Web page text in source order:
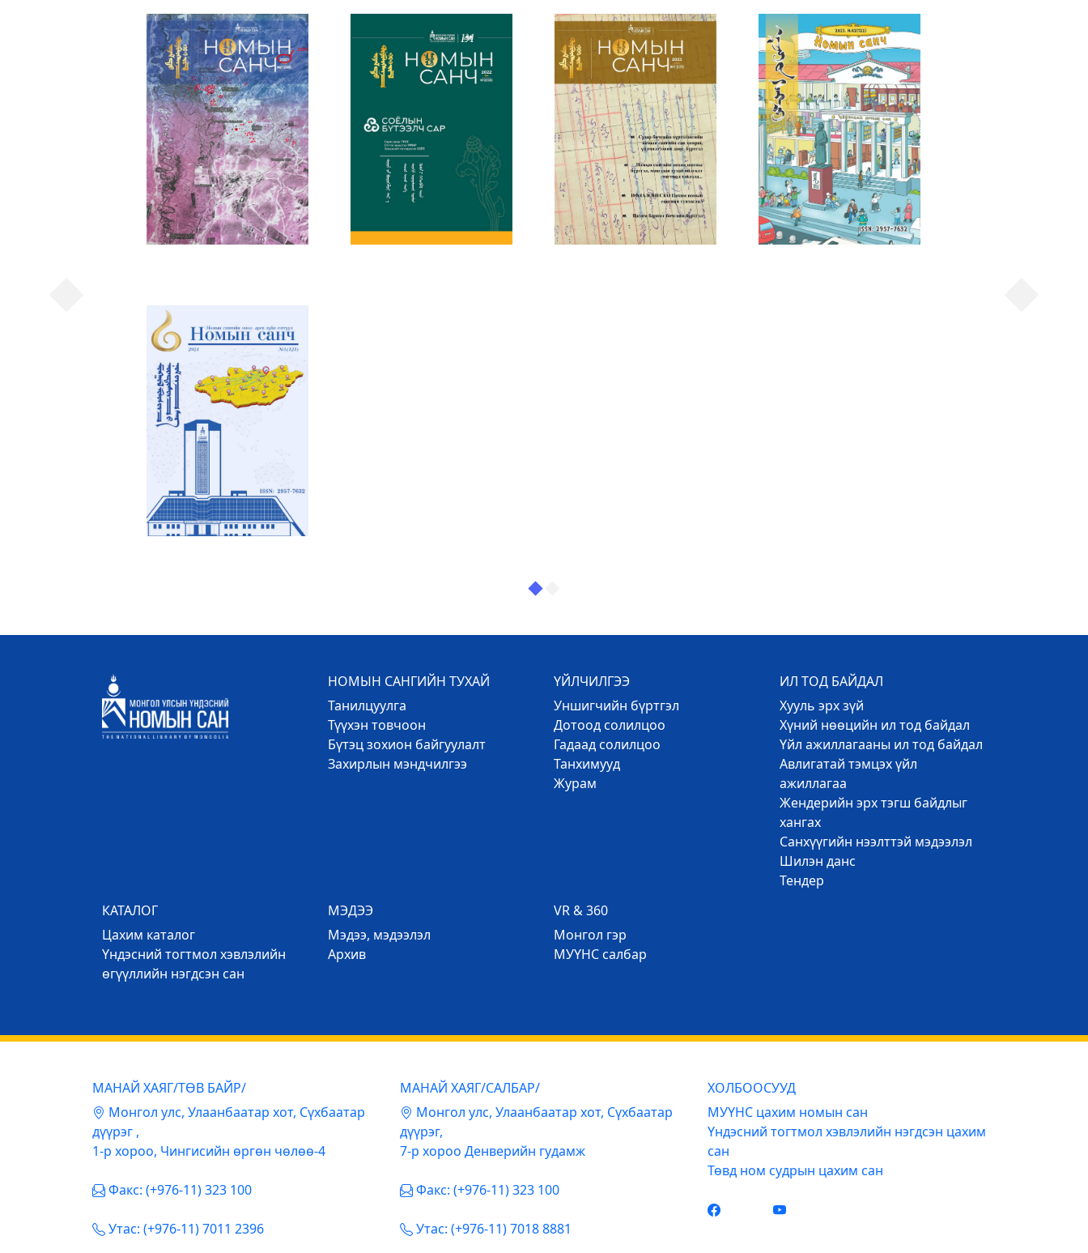
НОМЫН САНГИЙН ТУХАЙ
Танилцуулга
Түүхэн товчоон
Бүтэц зохион байгуулалт
Захирлын мэндчилгээ
ҮЙЛЧИЛГЭЭ
Уншигчийн бүртгэл
Дотоод солилцоо
Гадаад солилцоо
Танхимууд
Журам
ИЛ ТОД БАЙДАЛ
Хууль эрх зүй
Хүний нөөцийн ил тод байдал
Үйл ажиллагааны ил тод байдал
Авлигатай тэмцэх үйл
ажиллагаа
Жендерийн эрх тэгш байдлыг
хангах
Санхүүгийн нээлттэй мэдээлэл
Шилэн данс
Тендер
КАТАЛОГ
Цахим каталог
Үндэсний тогтмол хэвлэлийн
өгүүллийн нэгдсэн сан
МЭДЭЭ
Mэдээ, мэдээлэл
Архив
VR & 360
Mонгол гэр
МУҮНС салбар
МАНАЙ ХАЯГ/ТӨВ БАЙР/
Mонгол улс, Улаанбаатар хот, Сүхбаатар
дүүрэг ,
1-р хороо, Чингисийн өргөн чөлөө-4
Факс: (+976-11) 323 100
Утас: (+976-11) 7011 2396
МАНАЙ ХАЯГ/САЛБАР/
Mонгол улс, Улаанбаатар хот, Сүхбаатар
дүүрэг,
7-р хороо Денверийн гудамж
Факс: (+976-11) 323 100
Утас: (+976-11) 7018 8881
ХОЛБООСУУД
МУҮНС цахим номын сан
Үндэсний тогтмол хэвлэлийн нэгдсэн цахим
сан
Төвд ном судрын цахим сан